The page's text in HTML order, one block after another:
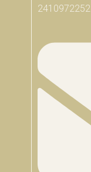
2410972252